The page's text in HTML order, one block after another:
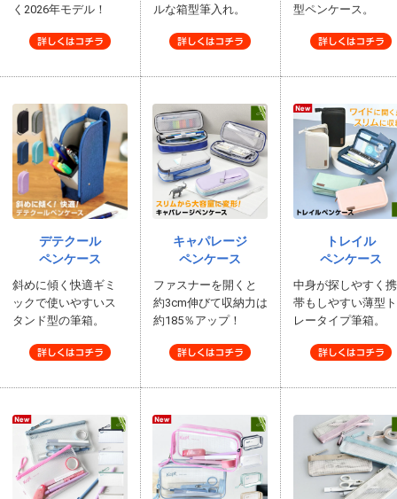
く2026年モデル！
ルな箱型筆入れ。
型ペンケース。
デテクール
ペンケース
斜めに傾く快適ギミ
ックで使いやすいス
タンド型の筆箱。
キャパレージ
ペンケース
ファスナーを開くと
約3cm伸びて収納力は
約185％アップ！
トレイル
ペンケース
中身が探しやすく携
帯もしやすい薄型ト
レータイプ筆箱。